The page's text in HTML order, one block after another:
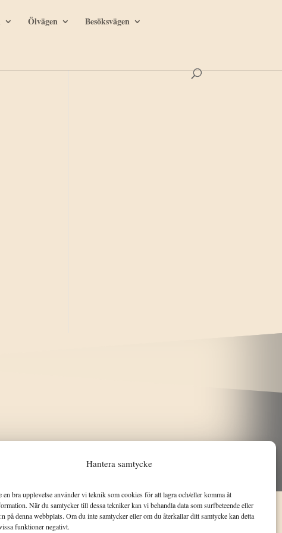
Hantera samtycke
en bra upplevelse använder vi teknik som cookies för att lagra och/eller komma åt
När du samtycker till dessa tekniker kan vi behandla data som surfbeteende eller
på denna webbplats. Om du inte samtycker eller om du återkallar ditt samtycke kan detta
funktioner negativt.
Ölvägen Besöksvägen